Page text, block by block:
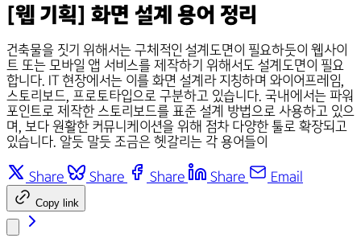
[웹 기획] 화면 설계 용어 정리
건축물을 짓기 위해서는 구체적인 설계도면이 필요하듯이 웹사이
트 또는 모바일 앱 서비스를 제작하기 위해서도 설계도면이 필요
합니다. IT 현장에서는 이를 화면 설계라 지칭하며 와이어프레임,
스토리보드, 프로토타입으로 구분하고 있습니다. 국내에서는 파워
포인트로 제작한 스토리보드를 표준 설계 방법으로 사용하고 있으
며, 보다 원활한 커뮤니케이션을 위해 점차 다양한 툴로 확장되고
있습니다. 알듯 말듯 조금은 헷갈리는 각 용어들이
Share Share Share Share Email
Copy link